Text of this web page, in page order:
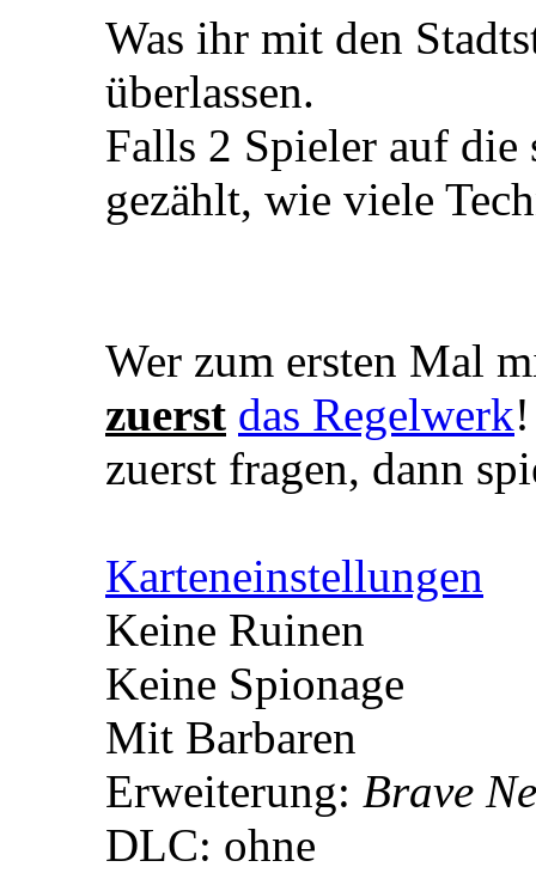
Was ihr mit den
überlassen.
Falls 2 Spieler auf
gezählt, wie viele
Wer zum ersten Mal
zuerst das Regelwerk
zuerst fragen, dann
Karteneinstellungen
Keine Ruinen
Keine Spionage
Mit Barbaren
Erweiterung: Brave
DLC: ohne